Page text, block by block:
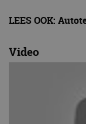
LEES OOK:
Video